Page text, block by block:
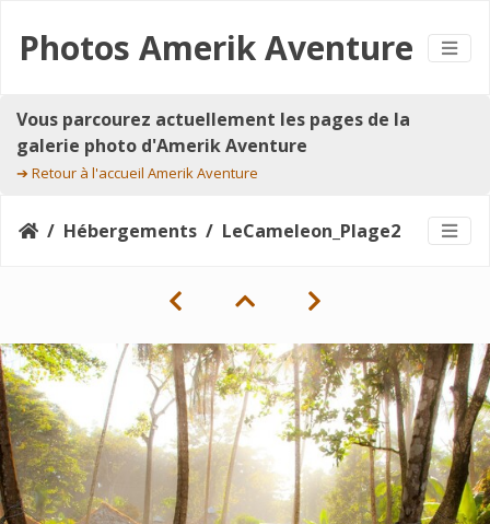
Photos Amerik Aventure
Vous parcourez actuellement les pages de la
galerie photo d'Amerik Aventure
➔ Retour à l'accueil Amerik Aventure
Hébergements LeCameleon_Plage2